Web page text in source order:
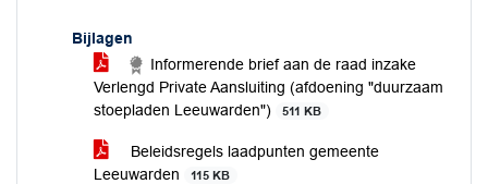
Bijlagen
Informerende brief aan de raad inzake
Verlengd Private Aansluiting (afdoening "duurzaam
stoepladen Leeuwarden")
511 KB
Beleidsregels laadpunten gemeente
Leeuwarden
115 KB